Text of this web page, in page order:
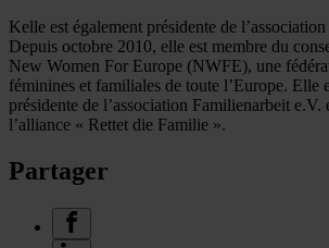
Kelle est également présidente de
Depuis octobre 2010, elle est membre du
New Women For Europe (NWFE), une
féminines et familiales de toute l’Europe. Elle
présidente de l’association Familienarbeit e.V.
l’alliance « Rettet die Familie ».
Partager